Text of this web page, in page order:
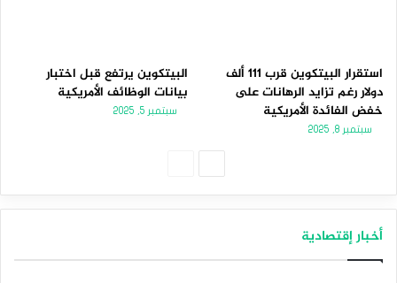
استقرار البيتكوين قرب 111 ألف
دولار رغم تزايد الرهانات على
خفض الفائدة الأمريكية
سبتمبر 8, 2025
البيتكوين يرتفع قبل اختبار
بيانات الوظائف الأمريكية
سبتمبر 5, 2025
أخبار إقتصادية